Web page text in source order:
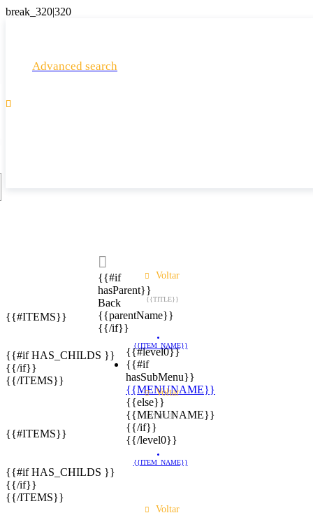
Advanced search

{{#if
hasParent}}
Back
{{parentName}}
{{/if}}
{{#level0}}
{{#if
hasSubMenu}}
{{MENUNAME}}
{{else}}
{{MENUNAME}}
{{/if}}
{{/level0}}
Voltar
{{TITLE}}
{{#ITEMS}}
{{ITEM_NAME}}
{{#if HAS_CHILDS }}
{{/if}}
{{/ITEMS}}
Voltar
{{TITLE}}
{{#ITEMS}}
{{ITEM_NAME}}
{{#if HAS_CHILDS }}
{{/if}}
{{/ITEMS}}
Voltar